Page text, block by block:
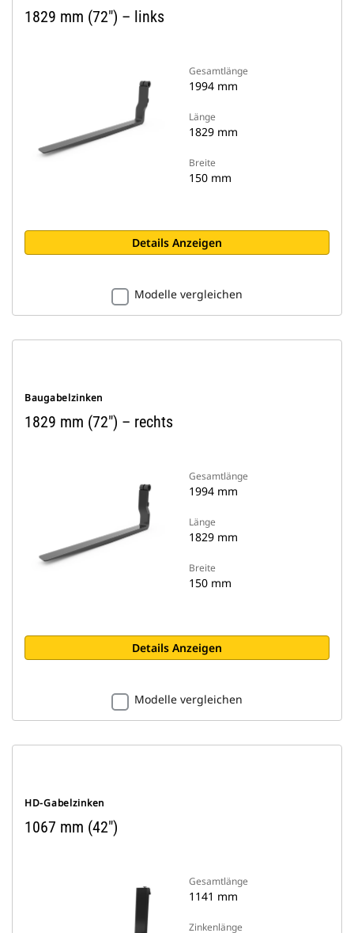
1829 mm (72") – links
Gesamtlänge
1994 mm
Länge
1829 mm
Breite
150 mm
Details Anzeigen
Modelle vergleichen
Baugabelzinken
1829 mm (72") – rechts
Gesamtlänge
1994 mm
Länge
1829 mm
Breite
150 mm
Details Anzeigen
Modelle vergleichen
HD-Gabelzinken
1067 mm (42")
Gesamtlänge
1141 mm
Zinkenlänge